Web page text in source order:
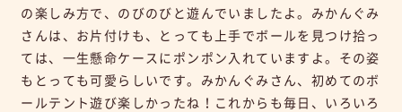
の楽しみ方で、のびのびと遊んでいましたよ。みかんぐみ
さんは、お片付けも、とっても上手でボールを見つけ拾っ
ては、一生懸命ケースにポンポン入れていますよ。その姿
もとっても可愛らしいです。みかんぐみさん、初めてのボ
ールテント遊び楽しかったね！これからも毎日、いろいろ